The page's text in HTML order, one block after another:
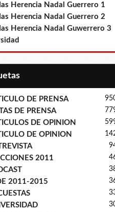
Herencia Nadal Guerrero 1
Herencia Nadal Guerrero 2
Herencia Nadal Guwerrero 3
DE PRENSA
DE PRENSA
DE OPINION
DE OPINION
2011
2011-2015